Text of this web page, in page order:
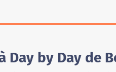
Day by Day de